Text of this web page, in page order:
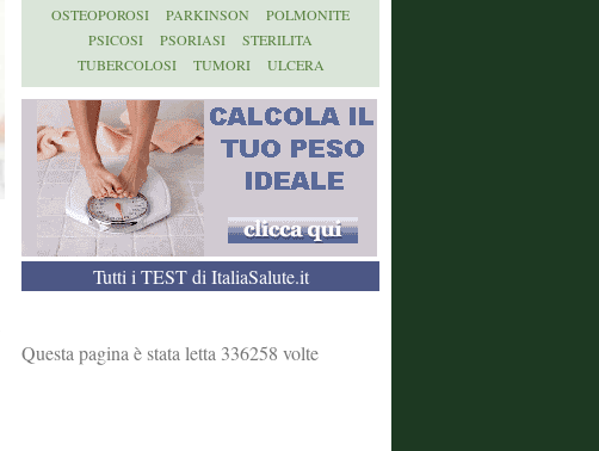
OSTEOPOROSI
PARKINSON
POLMONITE
PSICOSI
PSORIASI
STERILITA
TUBERCOLOSI
TUMORI ULCERA
Tutti i TEST di ItaliaSalute.it
Questa pagina è stata letta 336258 volte